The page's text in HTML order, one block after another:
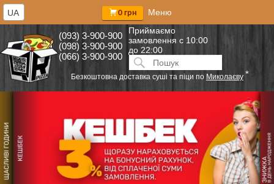
(093) 3-900-900
(098) 3-900-900
(066) 3-900-900
Приймаємо
замовлення с 10:00
до 22:00
Искать:ПОИСК
0 грн Меню
Безкоштовна доставка суші та піци по Миколаєву *
UA